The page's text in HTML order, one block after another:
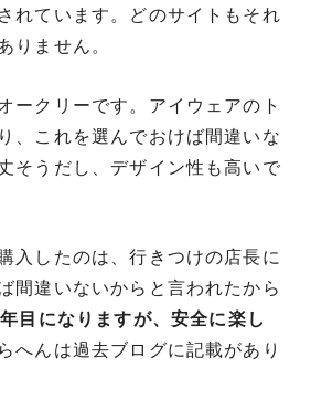
れています。どのサイトもそれ
りません。
ークリーです。アイウェアのト
、これを選んでおけば間違いな
そうだし、デザイン性も高いで
入したのは、行きつけの店長に
間違いないからと言われたから
目になりますが、安全に楽し
へんは過去ブログに記載があり